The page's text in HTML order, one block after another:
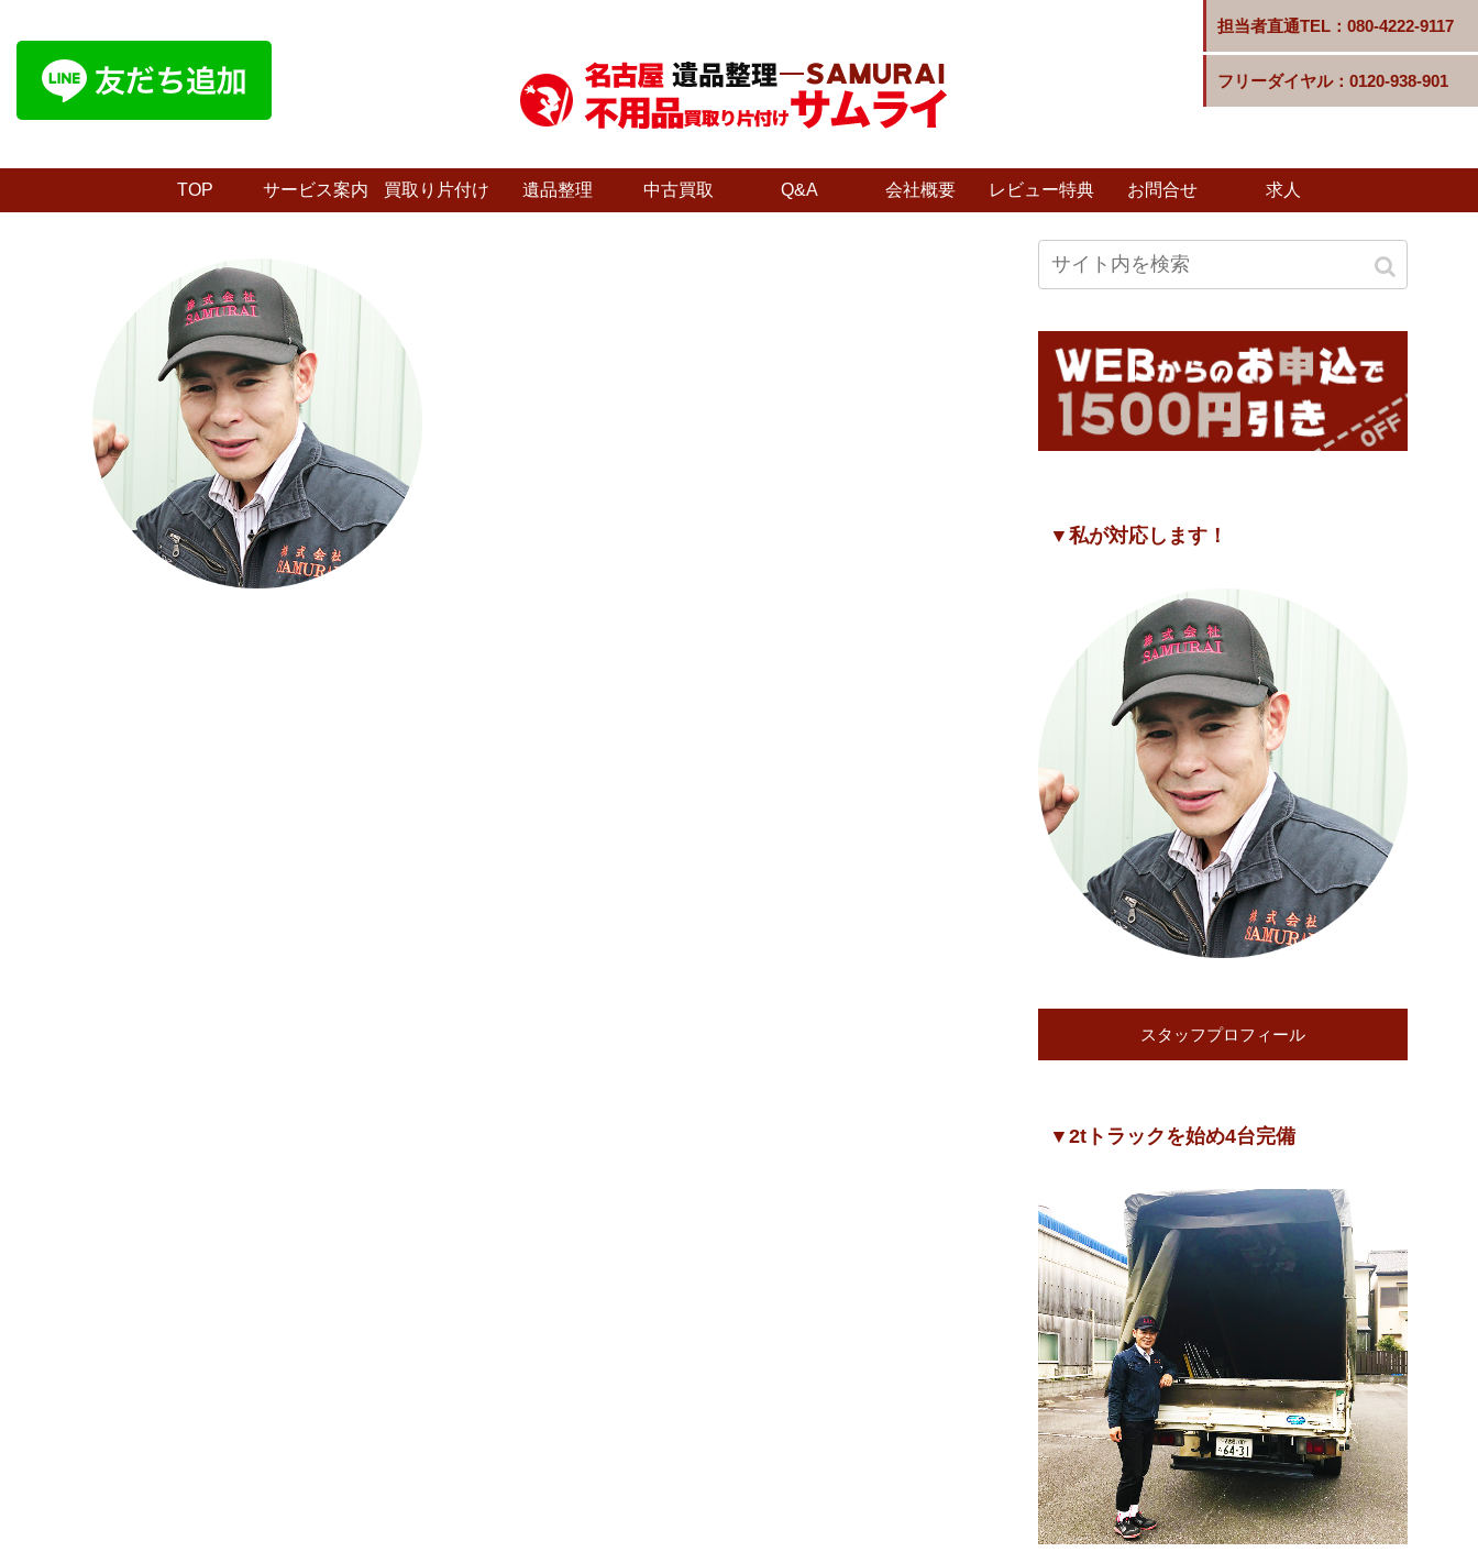
担当者直通TEL：080-4222-9117
フリーダイヤル：0120-938-901
TOP サービス案内 買取り片付け 遺品整理 中古買取 Q&A 会社概要 レビュー特典 お問合せ 求人
▼私が対応します！
スタッフプロフィール
▼2tトラックを始め4台完備